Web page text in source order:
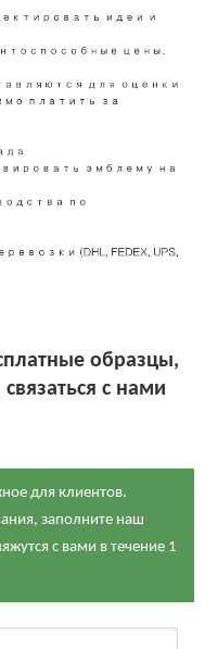
образцы,
с нами
для клиентов.
заполните наш
с вами в течение 1